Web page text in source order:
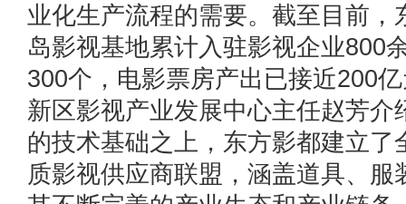
业化生产流程的需要。截至目前，
岛影视基地累计入驻影视企业800
300个，电影票房产出已接近200
新区影视产业发展中心主任赵
的技术基础之上，东方影都建立了
质影视供应商联盟，涵盖道具、服